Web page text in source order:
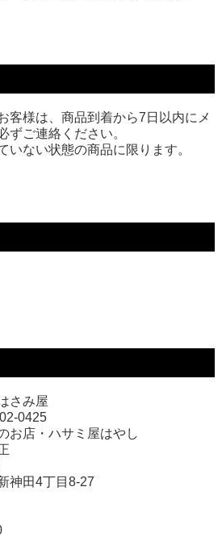
客様は、商品到着から7日以内にメ
ずご連絡ください。
いない状態の商品に限ります。
さみ屋
0425
お店・ハサミ屋はやし
神田4丁目8-27